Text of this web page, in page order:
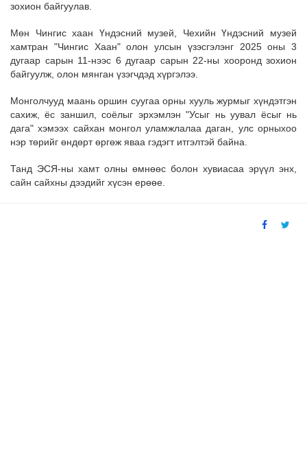
зохион байгуулав.
Мөн Чингис хаан Үндэсний музей, Чехийн Үндэсний музей
хамтран "Чингис Хаан" олон улсын үзэсгэлэнг 2025 оны 3
дугаар сарын 11-нээс 6 дугаар сарын 22-ны хооронд зохион
байгуулж, олон мянган үзэгчдэд хүргэлээ.
Монголчууд маань оршин суугаа орны хууль журмыг хүндэтгэн
сахиж, ёс заншил, соёлыг эрхэмлэн "Усыг нь уувал ёсыг нь
дага" хэмээх сайхан монгол уламжлалаа даган, улс орныхоо
нэр төрийг өндөрт өргөж яваа гэдэгт итгэлтэй байна.
Танд ЭСЯ-ны хамт олны өмнөөс болон хувиасаа эрүүл энх,
сайн сайхны дээдийг хүсэн ерөөе.